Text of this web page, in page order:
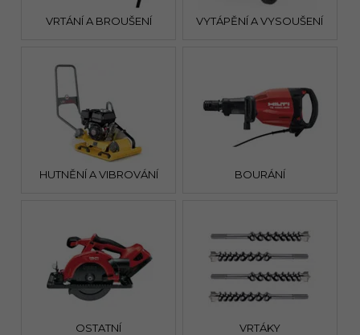
VRTÁNÍ A BROUŠENÍ VYTÁPĚNÍ A VYSOUŠENÍ
HUTNĚNÍ A VIBROVÁNÍ BOURÁNÍ
OSTATNÍ VRTÁKY